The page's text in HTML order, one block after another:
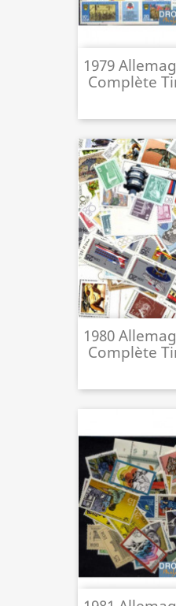
1979
Complète
1980
Complète